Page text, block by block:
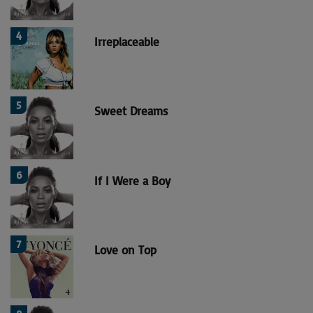
4 Irreplaceable
5 Sweet Dreams
6 If I Were a Boy
7 Love on Top